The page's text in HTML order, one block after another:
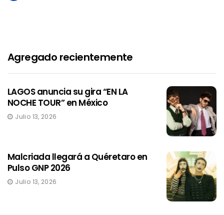
Agregado recientemente
LAGOS anuncia su gira “EN LA
NOCHE TOUR” en México
Julio 13, 2026
Malcriada llegará a Quéretaro en
Pulso GNP 2026
Julio 13, 2026